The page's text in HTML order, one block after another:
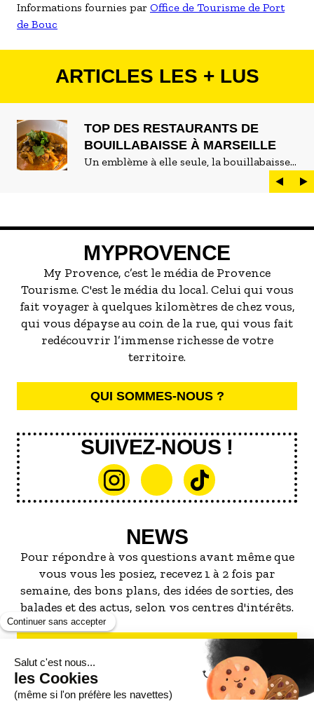
Informations fournies par Office de Tourisme de Port
de Bouc
ARTICLES LES + LUS
TOP DES RESTAURANTS DE
BOUILLABAISSE À MARSEILLE
Un emblème à elle seule, la bouillabaisse
est LE plat marseillais par excellence. On
peut d'ailleurs vite être submergé·e par la
servir la meilleure...
MYPROVENCE
My Provence, c’est le média de Provence
Tourisme. C'est le média du local. Celui qui vous
fait voyager à quelques kilomètres de chez vous,
qui vous dépayse au coin de la rue, qui vous fait
redécouvrir l’immense richesse de votre
territoire.
QUI SOMMES-NOUS ?
SUIVEZ-NOUS !
NEWS
Pour répondre à vos questions avant même que
vous vous les posiez, recevez 1 à 2 fois par
semaine, des bons plans, des idées de sorties, des
balades et des actus, selon vos centres d'intérêts.
S'INSCRIRE À LA NEWSLETTER